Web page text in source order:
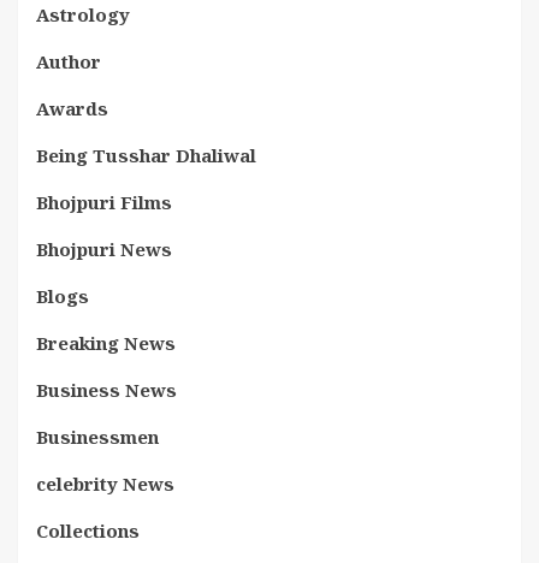
Astrology
Author
Awards
Being Tusshar Dhaliwal
Bhojpuri Films
Bhojpuri News
Blogs
Breaking News
Business News
Businessmen
celebrity News
Collections